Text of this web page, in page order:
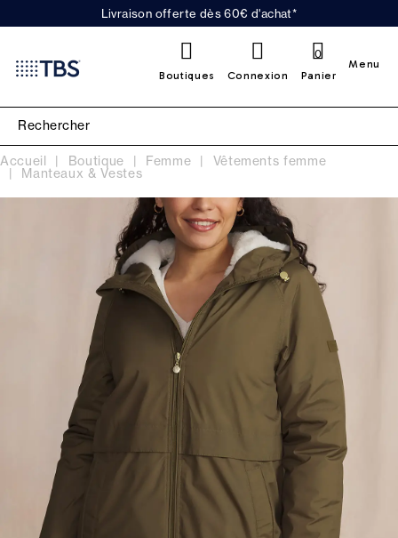
Livraison offerte dès 60€ d'achat*
Boutiques Connexion Panier
0
Menu
Accueil Boutique Femme Vêtements femme
Manteaux & Vestes